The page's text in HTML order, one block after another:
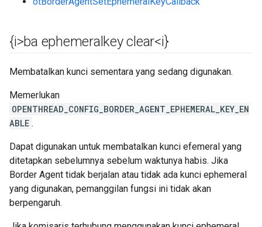
{i>ba ephemeralkey clear<i}
Membatalkan kunci sementara yang sedang digunakan.
Memerlukan
OPENTHREAD_CONFIG_BORDER_AGENT_EPHEMERAL_KEY_EN
ABLE .
Dapat digunakan untuk membatalkan kunci efemeral yang
ditetapkan sebelumnya sebelum waktunya habis. Jika
Border Agent tidak berjalan atau tidak ada kunci ephemeral
yang digunakan, pemanggilan fungsi ini tidak akan
berpengaruh.